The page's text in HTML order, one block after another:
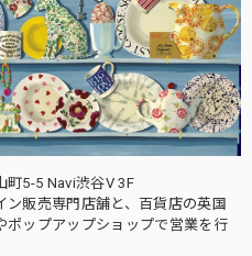
町5-5 Navi渋谷V 3F
販売専門店舗と、百貨店の英国
ポップアップショップで営業を行